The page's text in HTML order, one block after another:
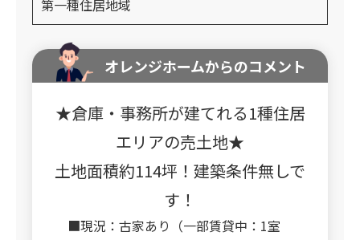
第一種住居地域
オレンジホームからのコメント
★倉庫・事務所が建てれる1種住居
エリアの売土地★
土地面積約114坪！建築条件無しで
す！
■現況：古家あり（一部賃貸中：1室